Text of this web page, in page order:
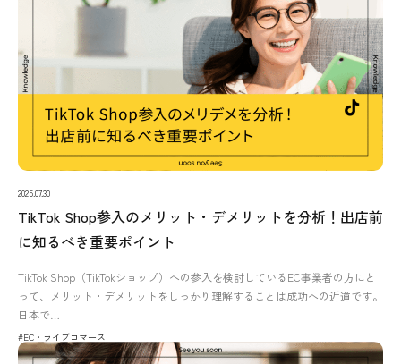
2025.07.30
TikTok Shop参入のメリット・デメリットを分析！出店前
に知るべき重要ポイント
TikTok Shop（TikTokショップ）への参入を検討しているEC事業者の方にと
って、メリット・デメリットをしっかり理解することは成功への近道です。
日本で…
#EC・ライブコマース